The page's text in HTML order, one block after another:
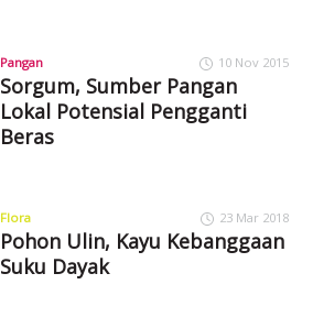
Pangan 10 Nov 2015
Sorgum, Sumber Pangan
Lokal Potensial Pengganti
Beras
Flora 23 Mar 2018
Pohon Ulin, Kayu Kebanggaan
Suku Dayak